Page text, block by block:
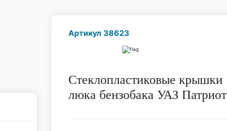
Артикул 38623
Стеклопластиковые крышки
люка бензобака УАЗ Патриот